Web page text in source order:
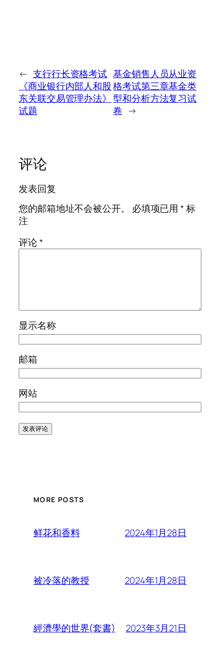
← 支行行长资格考试
《商业银行内部人和股
东关联交易管理办法》
试题
基金销售人员从业资
格考试第三章基金类
型和分析方法复习试
卷 →
评论
发表回复
您的邮箱地址不会被公开。
必填项已用*标
注
评论*
显示名称
邮箱
网站
MORE POSTS
鲜花和香料 2024年1月28日
被冷落的教授 2024年1月28日
經濟學的世界(套書) 2023年3月21日